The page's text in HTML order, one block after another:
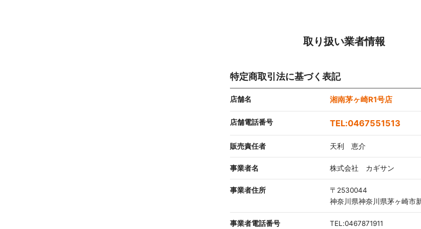
取り扱い業者情報
特定商取引法に基づく表記
店舗名 湘南茅ヶ崎R1号店
店舗電話番号 0467551513
販売責任者 天利 恵介
事業者名 株式会社 カギサン
事業者住所
〒2530044
神奈川県神奈川県茅ヶ崎市
事業者電話番号 TEL:0467871911